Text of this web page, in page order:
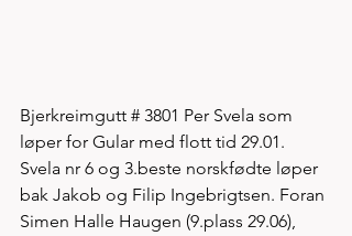
Bjerkreimgutt # 3801 Per Svela som
løper for Gular med flott tid 29.01.
Svela nr 6 og 3.beste norskfødte løper
bak Jakob og Filip Ingebrigtsen. Foran
Simen Halle Haugen (9.plass 29.06),